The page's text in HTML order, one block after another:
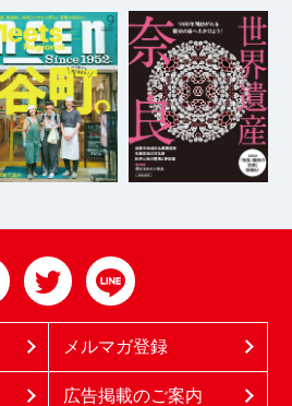
メルマガ登録
広告掲載のご案内